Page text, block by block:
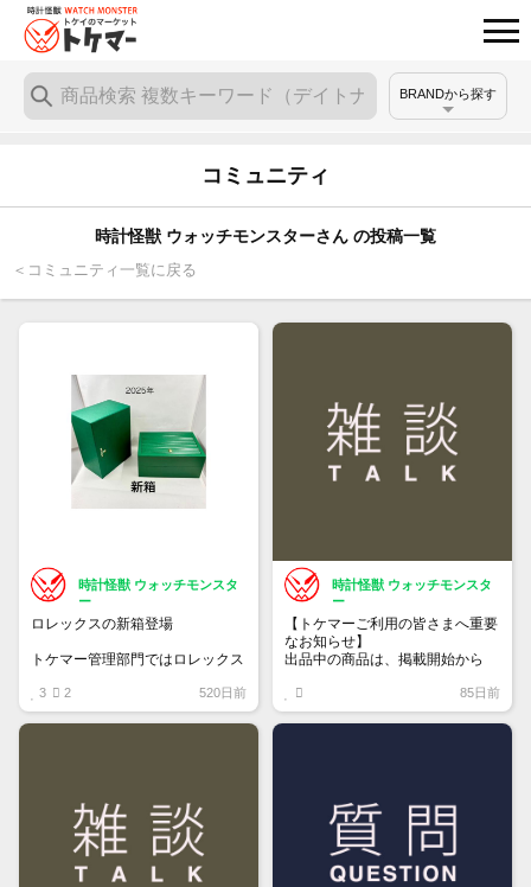
BRANDから探す
コミュニティ
時計怪獣 ウォッチモンスターさん の投稿一覧
＜コミュニティ一覧に戻る
時計怪獣 ウォッチモンスタ
ー
ロレックスの新箱登場
トケマー管理部門ではロレックス
・旧デザイン Mサイズ 2.5万円 /
Sサイズ 2.25
中古になりますのでキズ・汚れな
どダメージ劣化あります
3 2 520日前
時計怪獣 ウォッチモンスタ
ー
【トケマーご利用の皆さまへ重要
なお知らせ】
出品中の商品は、掲載開始から
「下書き」へ戻ります。
トップページでお気に入り登録が
85日前